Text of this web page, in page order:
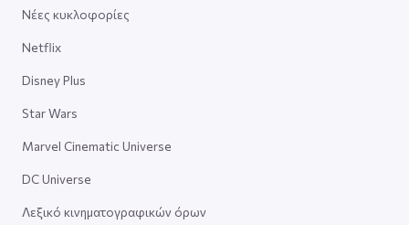
Νέες κυκλοφορίες
Netflix
Disney Plus
Star Wars
Marvel Cinematic Universe
DC Universe
Λεξικό κινηματογραφικών όρων